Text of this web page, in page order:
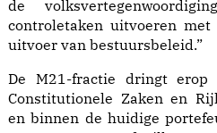
de
controletaken uitvoeren
uitvoer van bestuursbeleid.”
De M21-fractie dringt
Constitutionele Zaken en
en binnen de huidige